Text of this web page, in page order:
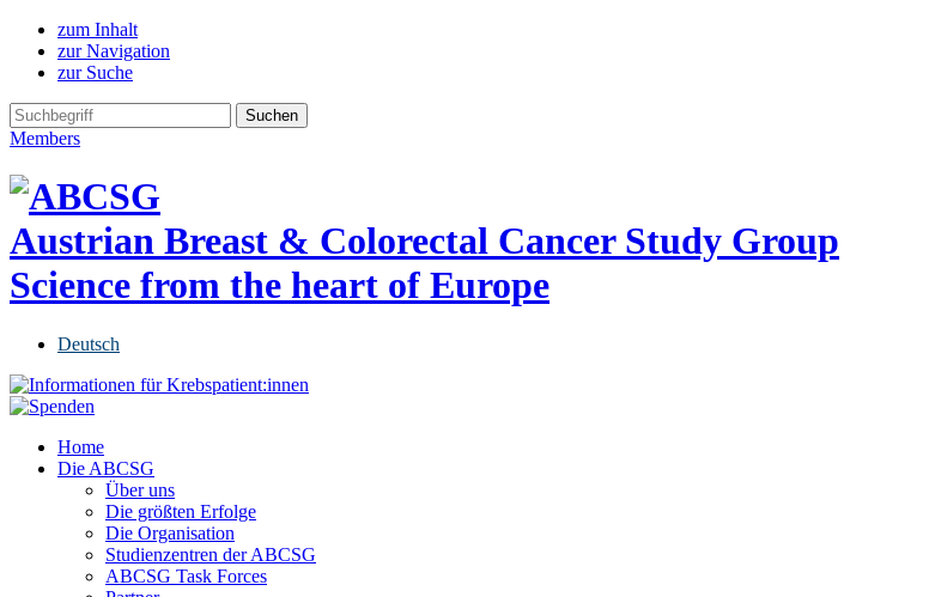
zum Inhalt
zur Navigation
zur Suche
Members
Austrian Breast & Colorectal Cancer Study Group
Science from the heart of Europe
Deutsch
Home
Die ABCSG
Über uns
Die größten Erfolge
Die Organisation
Studienzentren der ABCSG
ABCSG Task Forces